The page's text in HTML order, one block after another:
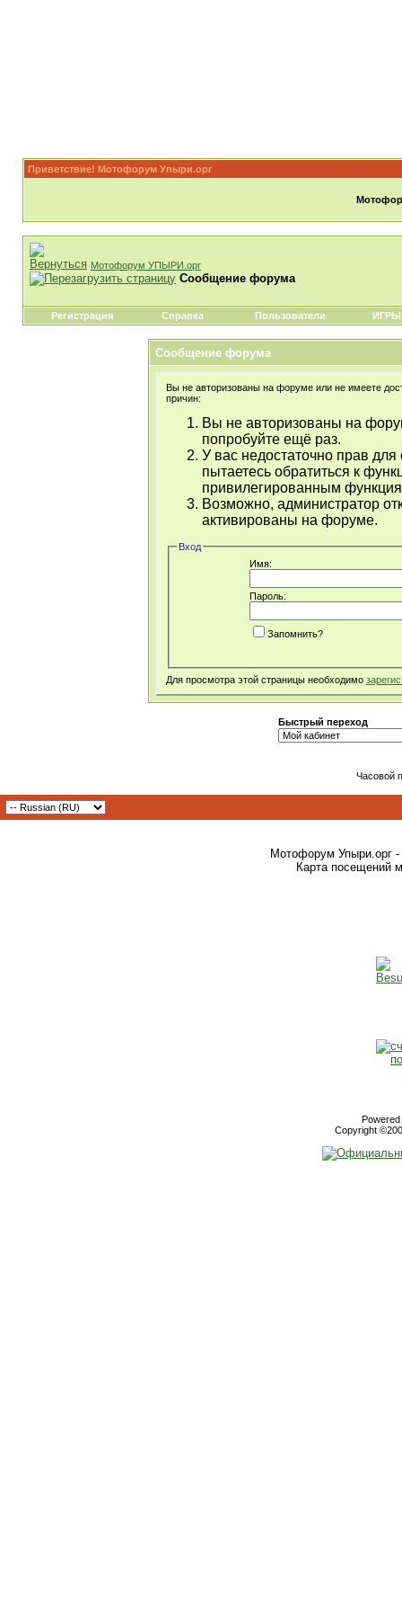
Приветствие! Мотофорум Упыри.орг
Мотофорум УПЫРИ.орг
Сообщение форума
Регистрация Справка Пользователи ИГРЫ
Сообщение форума
Вы не авторизованы на форуме или не имеете
причин:
Вы не авторизованы на
попробуйте ещё раз.
У вас недостаточно прав
пытаетесь обратиться к
привилегированным
Возможно, администратор
активированы на форуме.
Вход
Имя:
Пароль:
Запомнить?
Для просмотра этой страницы необходимо
Быстрый переход
Часовой
Мотофорум Упыри.орг -
Карта посещений
Copyright